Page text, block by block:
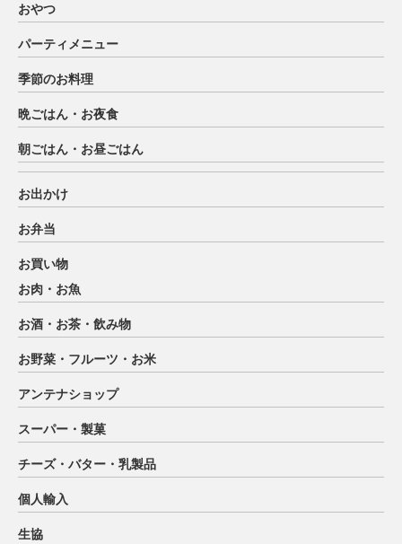
おやつ
パーティメニュー
季節のお料理
晩ごはん・お夜食
朝ごはん・お昼ごはん
お出かけ
お弁当
お買い物
お肉・お魚
お酒・お茶・飲み物
お野菜・フルーツ・お米
アンテナショップ
スーパー・製菓
チーズ・バター・乳製品
個人輸入
生協